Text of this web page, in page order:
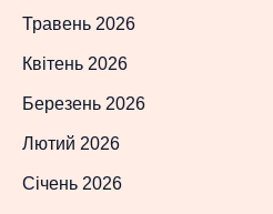
Травень 2026
Квітень 2026
Березень 2026
Лютий 2026
Січень 2026